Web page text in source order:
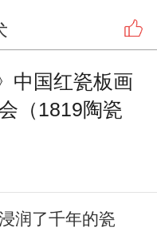
中国红瓷板画
（1819陶瓷
了千年的瓷